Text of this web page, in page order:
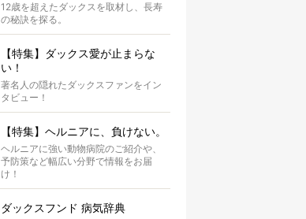
12歳を超えたダックスを取材し、長寿
の秘訣を探る。
【特集】ダックス愛が止まらな
い！
著名人の隠れたダックスファンをイン
タビュー！
【特集】ヘルニアに、負けない。
ヘルニアに強い動物病院のご紹介や、
予防策など幅広い分野で情報をお届
け！
ダックスフンド 病気辞典